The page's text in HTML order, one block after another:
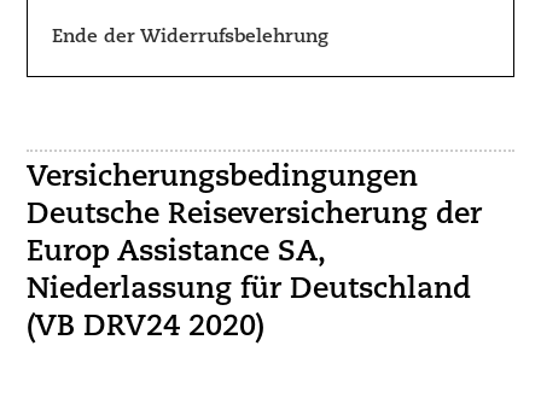
Ende der Widerrufsbelehrung
Versicherungsbedingungen
Deutsche Reiseversicherung der
Europ Assistance SA,
Niederlassung für Deutschland
(VB DRV24 2020)